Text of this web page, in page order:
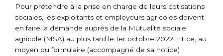
Pour prétendre à la prise en charge de leurs cotisations
sociales, les exploitants et employeurs agricoles doivent
en faire la demande auprès de la Mutualité sociale
agricole (MSA) au plus tard le 1er octobre 2022. Et ce, au
moyen du formulaire (accompagné de sa notice)